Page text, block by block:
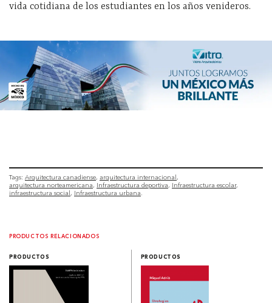
vida cotidiana de los estudiantes en los años venideros.
Tags: Arquitectura canadiense arquitectura internacional
arquitectura norteamericana
Infraestructura deportiva
Infraestructura escolar
infraestructura social
Infraestructura urbana
PRODUCTOS RELACIONADOS
PRODUCTOS PRODUCTOS